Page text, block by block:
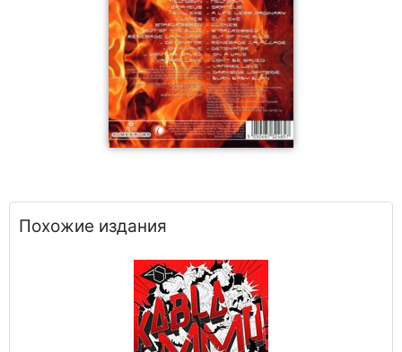
Похожие издания